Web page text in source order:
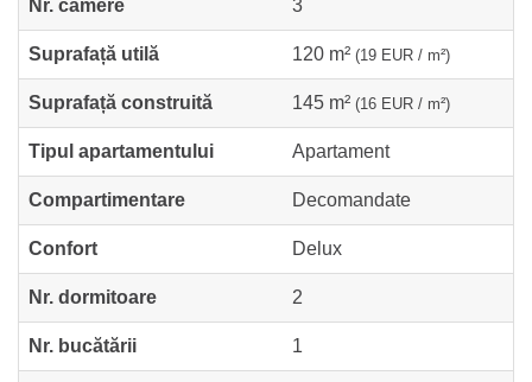
Nr. camere 3
Suprafață utilă 120 m² (19 EUR / m²)
Suprafață construită 145 m² (16 EUR / m²)
Tipul apartamentului Apartament
Compartimentare Decomandate
Confort Delux
Nr. dormitoare 2
Nr. bucătării 1